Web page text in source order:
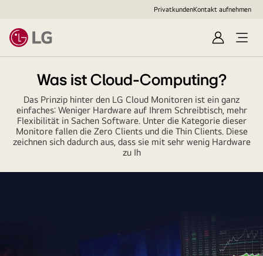
PrivatkundenKontakt aufnehmen
Anmelden
Open
Menu
Was ist Cloud-Computing?
Das Prinzip hinter den LG Cloud Monitoren ist ein ganz
einfaches: Weniger Hardware auf Ihrem Schreibtisch, mehr
Flexibilität in Sachen Software. Unter die Kategorie dieser
Monitore fallen die Zero Clients und die Thin Clients. Diese
zeichnen sich dadurch aus, dass sie mit sehr wenig Hardware
zu Ih